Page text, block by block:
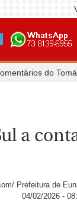
do
a
Prefeitura de
04/02/2026 -